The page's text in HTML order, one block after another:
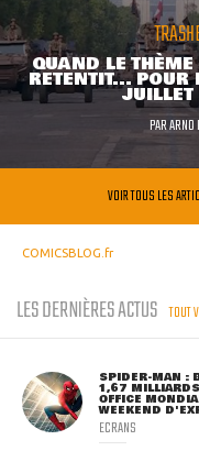
QUAND LE
RETENTIT...
PARARNO
VOIR TOUS LES
COMICSBLOG.fr
LES DERNIÈRES ACTUS TOUT
SPIDER-MAN :
1,67 MILLIARDS
OFFICE
WEEKEND
ECRANS